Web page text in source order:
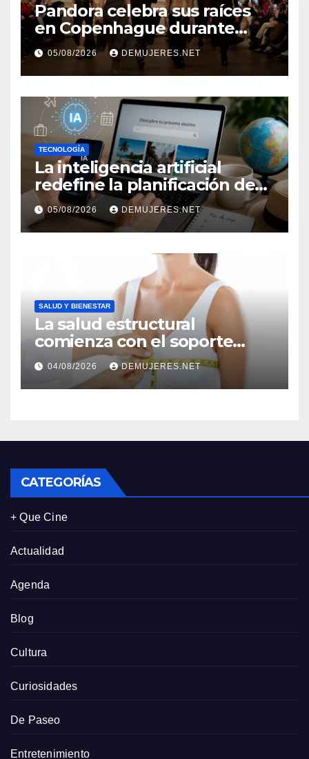
Pandora celebra sus raíces
en Copenhague durante
Copenhagen Fashion Week a
través de alianzas creativas
05/08/2026 DEMUJERES.NET
TECNOLOGÍA
La inteligencia artificial
redefine la planificación de
viajes: Los huéspedes
centran sus decisiones y
expectativas enfocándose en
experiencias auténticas y
personalizadas
05/08/2026 DEMUJERES.NET
SALUD Y BIENESTAR
La salud estructural
comienza con el soporte
correcto: Caprice revela el
impacto de la lencería en la
salud física de las mujeres
04/08/2026 DEMUJERES.NET
CATEGORÍAS
+ Que Cine
Actualidad
Agenda
Blog
Cultura
Curiosidades
De Paseo
Entretenimiento